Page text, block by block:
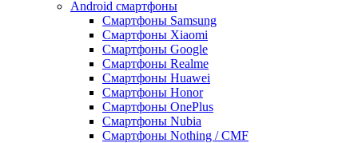
Android cмартфоны
Смартфоны Samsung
Смартфоны Xiaomi
Смартфоны Google
Смартфоны Realme
Смартфоны Huawei
Смартфоны Honor
Смартфоны OnePlus
Смартфоны Nubia
Смартфоны Nothing / CMF